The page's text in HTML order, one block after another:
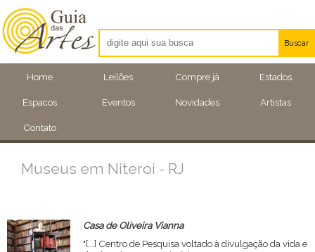
Home Leilões Compre já Estados
Espacos Eventos Novidades Artistas
Contato
Buscar
Artistas
Eventos
Museus em Niteroi - RJ
Casa de Oliveira Vianna
"[...] Centro de Pesquisa voltado à divulgação da vida e